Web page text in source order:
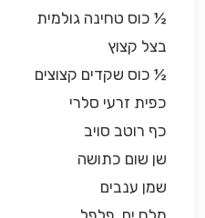
½ כוס טחינה גולמית
בצל קצוץ
½ כוס שקדים קצוצים
כפית זרעי סלרי
כף רוטב סויב
שן שום כתושה
שמן ענבים